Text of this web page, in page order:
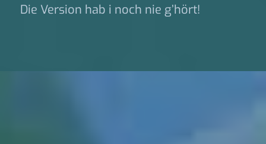
Die Version hab i noch nie g’hört!